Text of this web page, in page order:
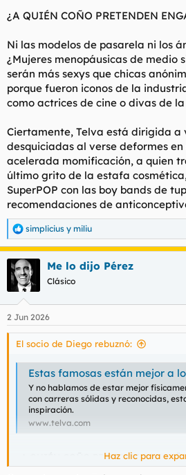
¿A QUIÉN COÑO PRETENDEN
Ni las modelos de pasarela ni los
¿Mujeres menopáusicas de medio
serán más sexys que chicas
porque fueron iconos de la
como actrices de cine o divas de la
Ciertamente, Telva está dirigida a
desquiciadas al verse deformes en
acelerada momificación, a quien
último grito de la estafa
SuperPOP con las boy bands de
recomendaciones de
R
e
c
c
e
s
simplicius y miliu
Me lo dijo Pérez
Clásico
2 Jun 2026
El socio de Diego rebuznó:
Estas famosas están mejor a los 50 y 60,
Y no hablamos de estar mejor
con carreras sólidas y reconocidas,
inspiración.
www.telva.com
¿A QUIÉN COÑO PRETENDEN
Haz clic para